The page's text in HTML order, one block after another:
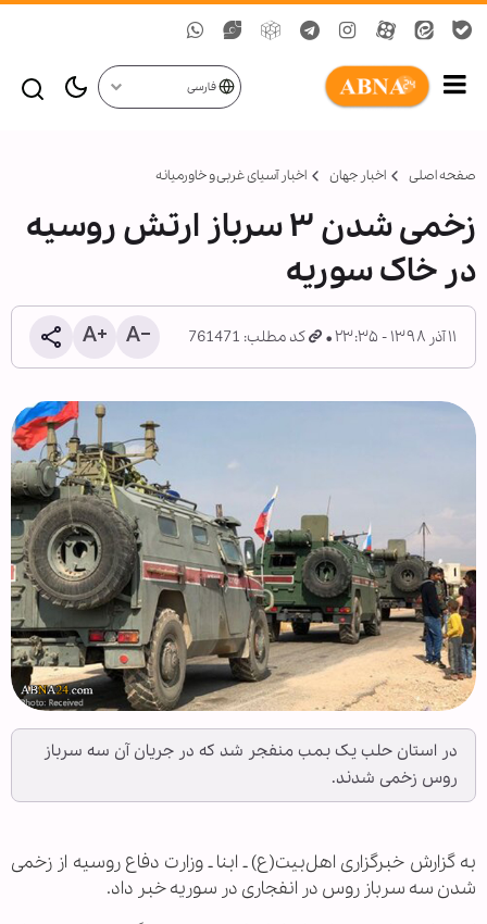
فارسی
صفحه اصلی اخبار جهان اخبار آسیای غربی و خاورمیانه
زخمی شدن ۳ سرباز ارتش روسیه
در خاک سوریه
۱۱ آذر ۱۳۹۸ - ۲۳:۳۵ کد مطلب: 761471
در استان حلب یک بمب منفجر شد که در جریان آن سه سرباز
روس زخمی شدند.
به گزارش خبرگزاری اهل‌بیت(ع) ـ ابنا ـ وزارت دفاع روسیه از زخمی
شدن سه سرباز روس در انفجاری در سوریه خبر داد.